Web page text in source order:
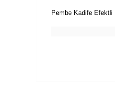
Pembe Kadife Efektli